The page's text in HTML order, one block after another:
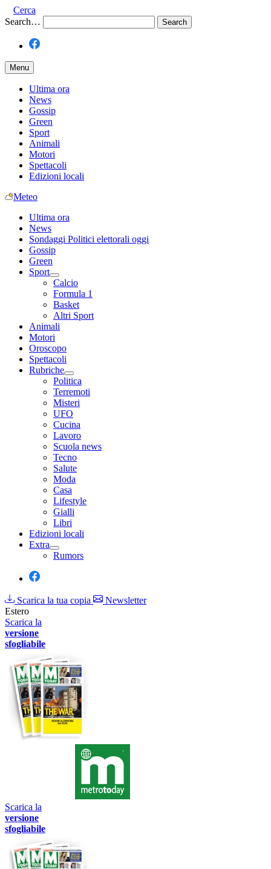
Cerca
Search…
Menu
Ultima ora
News
Gossip
Green
Sport
Animali
Motori
Spettacoli
Edizioni locali
Meteo
Ultima ora
News
Sondaggi Politici elettorali oggi
Gossip
Green
Sport
Calcio
Formula 1
Basket
Altri Sport
Animali
Motori
Oroscopo
Spettacoli
Rubriche
Politica
Terremoti
Misteri
UFO
Cucina
Lavoro
Scuola news
Tecno
Salute
Moda
Casa
Lifestyle
Gialli
Libri
Edizioni locali
Extra
Rumors
Scarica la tua copia
Newsletter
Estero
Scarica la
versione
sfogliabile
Scarica la
versione
sfogliabile